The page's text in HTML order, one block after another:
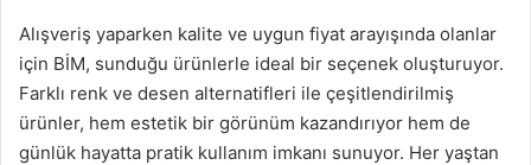
Alışveriş yaparken kalite ve uygun fiyat arayışında olanlar
için BİM, sunduğu ürünlerle ideal bir seçenek oluşturuyor.
Farklı renk ve desen alternatifleri ile çeşitlendirilmiş
ürünler, hem estetik bir görünüm kazandırıyor hem de
günlük hayatta pratik kullanım imkanı sunuyor. Her yaştan